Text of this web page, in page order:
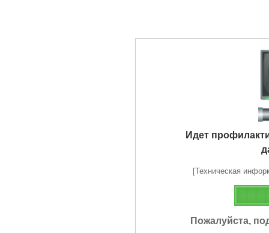
Идет
[Техническая
Пожалуйста,